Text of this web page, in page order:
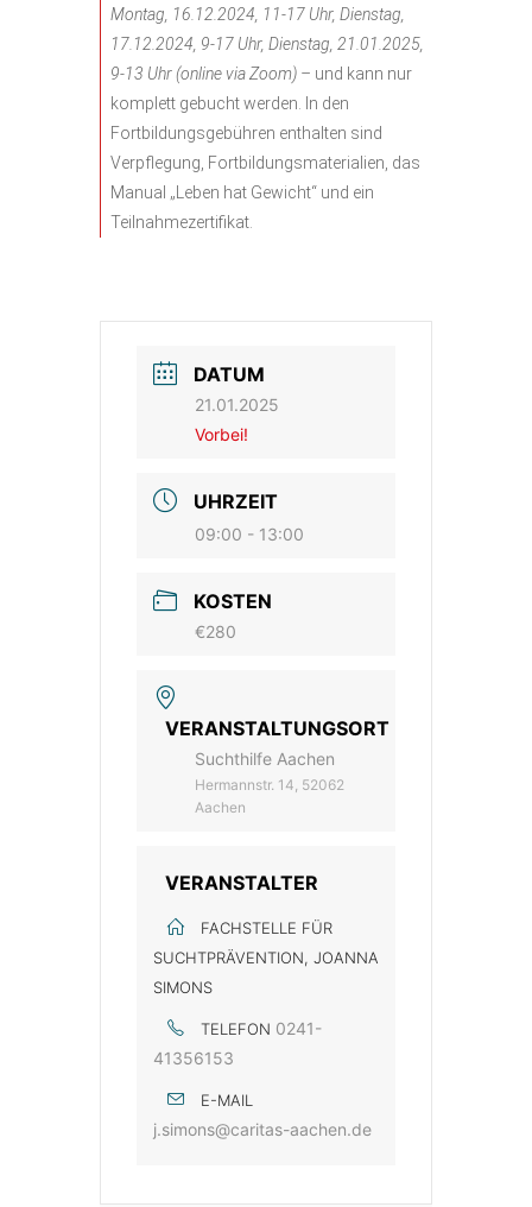
Montag, 16.12.2024, 11-17 Uhr, Dienstag,
17.12.2024, 9-17 Uhr, Dienstag, 21.01.2025,
9-13 Uhr (online via Zoom) – und kann nur
komplett gebucht werden. In den
Fortbildungsgebühren enthalten sind
Verpflegung, Fortbildungsmaterialien, das
Manual „Leben hat Gewicht“ und ein
Teilnahmezertifikat.
DATUM
21.01.2025
Vorbei!
UHRZEIT
09:00 - 13:00
KOSTEN
€280
VERANSTALTUNGSORT
Suchthilfe Aachen
Hermannstr. 14, 52062
Aachen
VERANSTALTER
FACHSTELLE FÜR
SUCHTPRÄVENTION, JOANNA
SIMONS
TELEFON 0241-
41356153
E-MAIL
j.simons@caritas-aachen.de